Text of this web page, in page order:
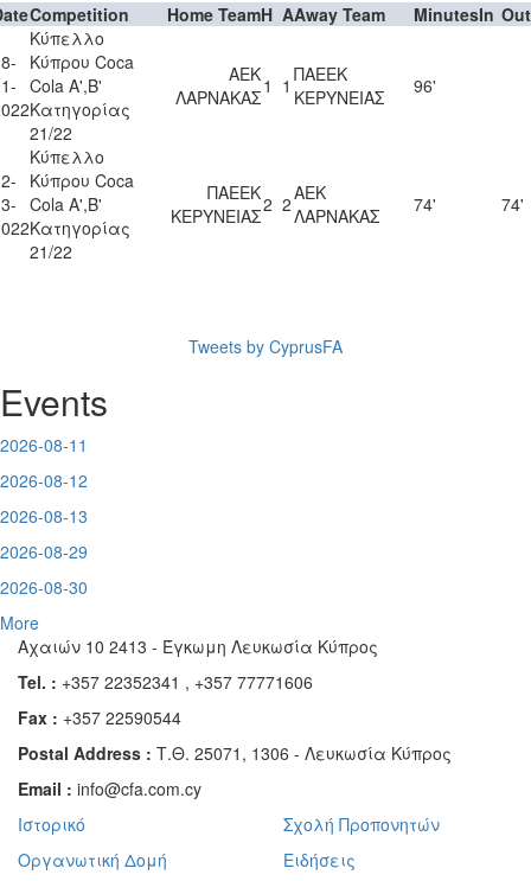
Competition Home TeamH AAway Team MinutesIn Out
Κύπελλο
Κύπρου Coca
Cola Α',Β'
Κατηγορίας
21/22
ΑΕΚ
ΛΑΡΝΑΚΑΣ1 1 ΠΑΕΕΚ
ΚΕΡΥΝΕΙΑΣ
96'
Κύπελλο
Κύπρου Coca
Cola Α',Β'
Κατηγορίας
21/22
ΠΑΕΕΚ
ΚΕΡΥΝΕΙΑΣ2 2ΑΕΚ
ΛΑΡΝΑΚΑΣ
74' 74'
Tweets by CyprusFA
Events
2026-08-11
2026-08-12
2026-08-13
2026-08-29
2026-08-30
More
Αχαιών 10 2413 - Έγκωμη Λευκωσία Κύπρος
Tel. : +357 22352341 , +357 77771606
Fax : +357 22590544
Postal Address : Τ.Θ. 25071, 1306 - Λευκωσία Κύπρος
Email : info@cfa.com.cy
Ιστορικό
Οργανωτική Δομή
Σχολή Προπονητών
Ειδήσεις